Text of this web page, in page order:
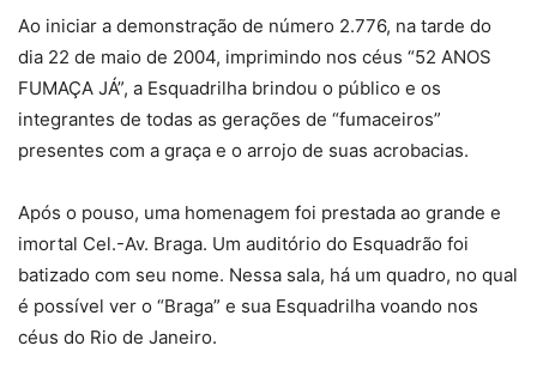
Ao iniciar a demonstração de número 2.776, na tarde do
dia 22 de maio de 2004, imprimindo nos céus “52 ANOS
FUMAÇA JÁ”, a Esquadrilha brindou o público e os
integrantes de todas as gerações de “fumaceiros”
presentes com a graça e o arrojo de suas acrobacias.
Após o pouso, uma homenagem foi prestada ao grande e
imortal Cel.-Av. Braga. Um auditório do Esquadrão foi
batizado com seu nome. Nessa sala, há um quadro, no qual
é possível ver o “Braga” e sua Esquadrilha voando nos
céus do Rio de Janeiro.